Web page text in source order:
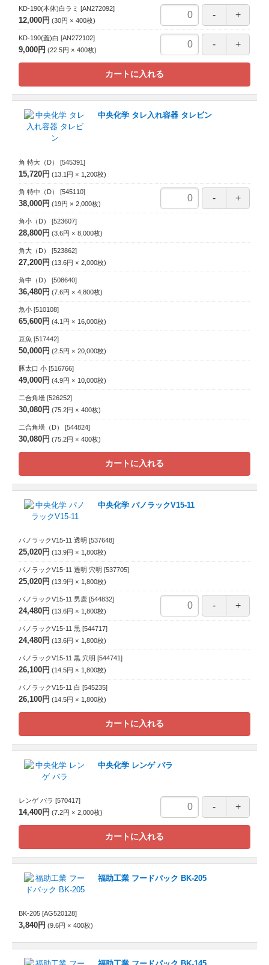
KD-190(本体)白ラミ [AN272092]
12,000円 30円 400枚
KD-190(蓋)白 [AN272102]
9,000円 22.5円 400枚
カートに入れる
中央化学 タレ入れ容器 タレビン
角 特大（D） [545391]
15,720円 13.1円 1,200枚
角 特中（D） [545110]
38,000円 19円 2,000枚
角小（D） [523607]
28,800円 3.6円 8,000枚
角大（D） [523862]
27,200円 13.6円 2,000枚
角中（D） [508640]
36,480円 7.6円 4,800枚
魚小 [510108]
65,600円 4.1円 16,000枚
豆魚 [517442]
50,000円 2.5円 20,000枚
豚太口 小 [516766]
49,000円 4.9円 10,000枚
二合角壜 [526252]
30,080円 75.2円 400枚
二合角壜（D） [544824]
30,080円 75.2円 400枚
カートに入れる
中央化学 パノラックV15-11
パノラックV15-11 透明 [537648]
25,020円 13.9円 1,800枚
パノラックV15-11 透明 穴明 [537705]
25,020円 13.9円 1,800枚
パノラックV15-11 男鹿 [544832]
24,480円 13.6円 1,800枚
パノラックV15-11 黒 [544717]
24,480円 13.6円 1,800枚
パノラックV15-11 黒 穴明 [544741]
26,100円 14.5円 1,800枚
パノラックV15-11 白 [545235]
26,100円 14.5円 1,800枚
カートに入れる
中央化学 レンゲ バラ
レンゲ バラ [570417]
14,400円 7.2円 2,000枚
カートに入れる
福助工業 フードパック BK-205
BK-205 [AG520128]
3,840円 9.6円 400枚